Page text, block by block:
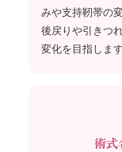
みや支持靭帯の
後戻りや引きつ
変化を目指します
術式